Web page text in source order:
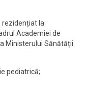
rezidențiat la
Academiei de
Ministerului Sănătății
pediatrică;